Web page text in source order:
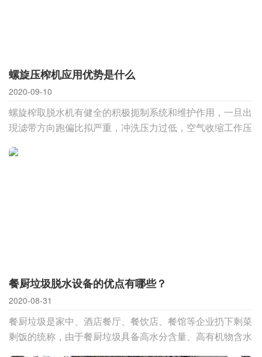
螺旋压榨机应用优势是什么
2020-09-10
螺旋榨取脱水机有健全的积极扼制系统和维护作用，一旦出
現滤带方向跑偏比拟严重，冲洗压力过低，空气收缩工作压
芥丢弃物下面通称
餐厨垃圾脱水设备的优点有哪些？
2020-08-31
餐厨垃圾是家中、酒店餐厅、餐饮店、餐馆等企业扔下剩菜
剩饭的统称，由于餐厨垃圾具备高水分含量、高有机物含水